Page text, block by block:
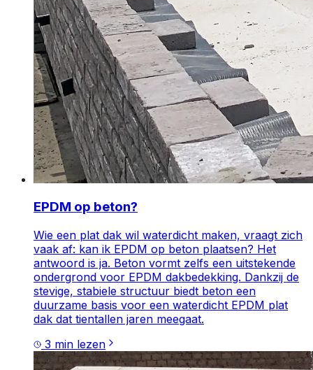
EPDM op beton?
Wie een plat dak wil waterdicht maken, vraagt zich
vaak af: kan ik EPDM op beton plaatsen? Het
antwoord is ja. Beton vormt zelfs een uitstekende
ondergrond voor EPDM dakbedekking. Dankzij de
stevige, stabiele structuur biedt beton een
duurzame basis voor een waterdicht EPDM plat
dak dat tientallen jaren meegaat.
3 min lezen